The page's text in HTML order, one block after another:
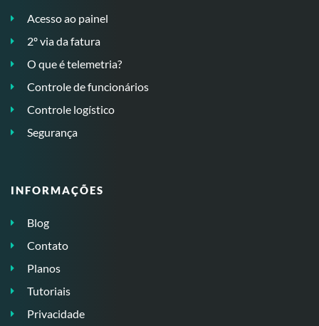
Acesso ao painel
2º via da fatura
O que é telemetria?
Controle de funcionários
Controle logístico
Segurança
INFORMAÇÕES
Blog
Contato
Planos
Tutoriais
Privacidade